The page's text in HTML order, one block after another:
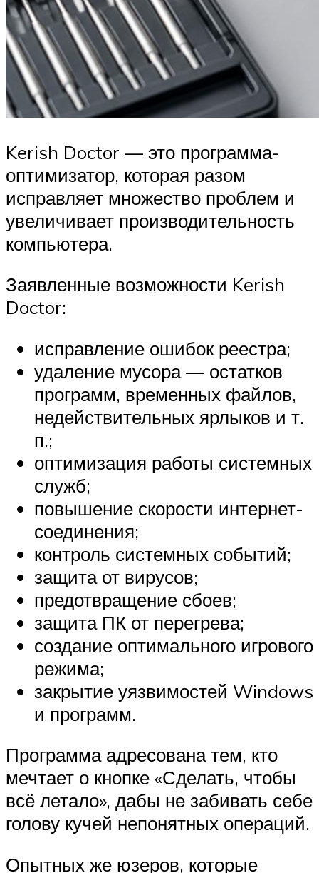
Kerish Doctor — это программа-
оптимизатор, которая разом
исправляет множество проблем и
увеличивает производительность
компьютера.
Заявленные возможности Kerish
Doctor:
исправление ошибок реестра;
удаление мусора — остатков
программ, временных файлов,
недействительных ярлыков и т.
п.;
оптимизация работы системных
служб;
повышение скорости интернет-
соединения;
контроль системных событий;
защита от вирусов;
предотвращение сбоев;
защита ПК от перегрева;
создание оптимального игрового
режима;
закрытие уязвимостей Windows
и программ.
Программа адресована тем, кто
мечтает о кнопке «Сделать, чтобы
всё летало», дабы не забивать себе
голову кучей непонятных операций.
Опытных же юзеров, которые